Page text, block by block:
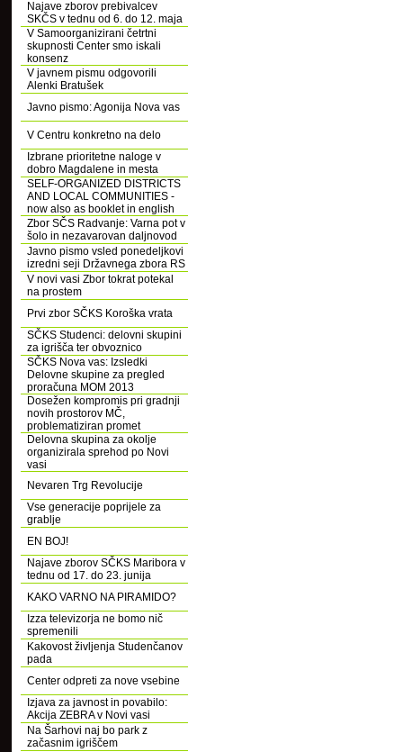
Najave zborov prebivalcev
SKČS v tednu od 6. do 12. maja
V Samoorganizirani četrtni
skupnosti Center smo iskali
konsenz
V javnem pismu odgovorili
Alenki Bratušek
Javno pismo: Agonija Nova vas
V Centru konkretno na delo
Izbrane prioritetne naloge v
dobro Magdalene in mesta
SELF-ORGANIZED DISTRICTS
AND LOCAL COMMUNITIES -
now also as booklet in english
Zbor SČS Radvanje: Varna pot v
šolo in nezavarovan daljnovod
Javno pismo vsled ponedeljkovi
izredni seji Državnega zbora RS
V novi vasi Zbor tokrat potekal
na prostem
Prvi zbor SČKS Koroška vrata
SČKS Studenci: delovni skupini
za igrišča ter obvoznico
SČKS Nova vas: Izsledki
Delovne skupine za pregled
proračuna MOM 2013
Dosežen kompromis pri gradnji
novih prostorov MČ,
problematiziran promet
Delovna skupina za okolje
organizirala sprehod po Novi
vasi
Nevaren Trg Revolucije
Vse generacije poprijele za
grablje
EN BOJ!
Najave zborov SČKS Maribora v
tednu od 17. do 23. junija
KAKO VARNO NA PIRAMIDO?
Izza televizorja ne bomo nič
spremenili
Kakovost življenja Studenčanov
pada
Center odpreti za nove vsebine
Izjava za javnost in povabilo:
Akcija ZEBRA v Novi vasi
Na Šarhovi naj bo park z
začasnim igriščem